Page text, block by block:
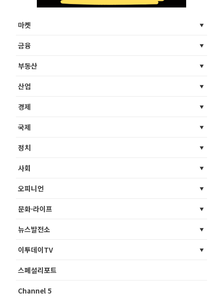
마켓
금융
부동산
산업
경제
국제
정치
사회
오피니언
문화·라이프
뉴스발전소
이투데이TV
스페셜리포트
Channel 5